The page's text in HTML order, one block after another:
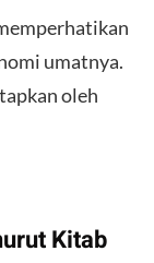
umatnya.
oleh
Kitab